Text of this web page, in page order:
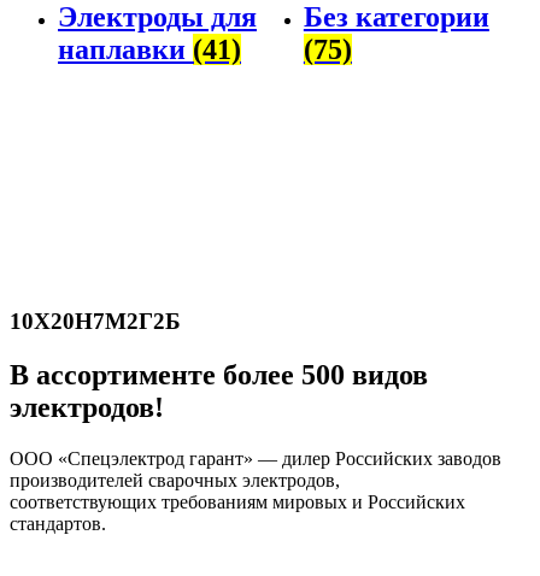
Электроды для
наплавки (41)
Без категории
(75)
10Х20Н7М2Г2Б
В ассортименте более 500 видов
электродов!
ООО «Спецэлектрод гарант» — дилер Российских заводов
производителей сварочных электродов,
соответствующих требованиям мировых и Российских
стандартов.